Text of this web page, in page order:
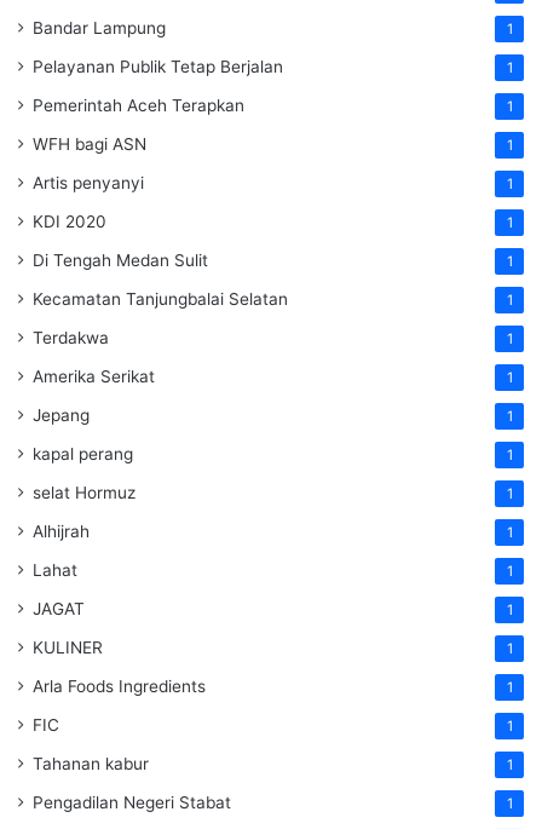
Bandar Lampung 1
Pelayanan Publik Tetap Berjalan 1
Pemerintah Aceh Terapkan 1
WFH bagi ASN 1
Artis penyanyi 1
KDI 2020 1
Di Tengah Medan Sulit 1
Kecamatan Tanjungbalai Selatan 1
Terdakwa 1
Amerika Serikat 1
Jepang 1
kapal perang 1
selat Hormuz 1
Alhijrah 1
Lahat 1
JAGAT 1
KULINER 1
Arla Foods Ingredients 1
FIC 1
Tahanan kabur 1
Pengadilan Negeri Stabat 1